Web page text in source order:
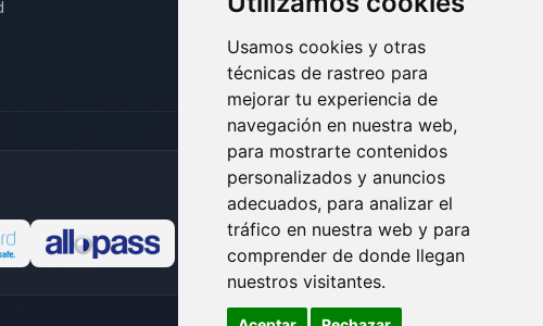
Usamos cookies y otras
técnicas de rastreo para
mejorar tu experiencia de
navegación en nuestra web,
para mostrarte contenidos
personalizados y anuncios
adecuados, para analizar el
tráfico en nuestra web y para
comprender de donde llegan
nuestros visitantes.